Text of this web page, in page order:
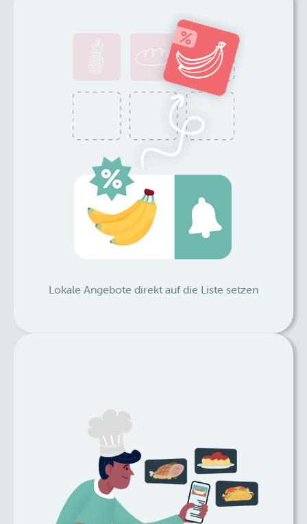
Lokale Angebote direkt auf die Liste setzen